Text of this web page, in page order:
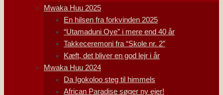
Mwaka Huu 2025
En hilsen fra forkvinden 2025
“Utamaduni Oye” i mere end 40 år
Takkeceremoni fra “Skole nr. 2”
Kæft, det bliver en god lejr i år
Mwaka Huu 2024
Da Igokoloo steg til himmels
African Paradise søger ny ejer!